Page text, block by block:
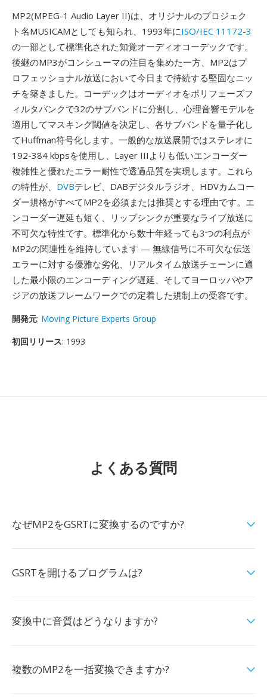
MP2(MPEG-1 Audio Layer II)は、オリジナルのプロジェク
ト名MUSICAMとしても知られ、1993年にISO/IEC 11172-3
の一部として標準化された知覚オーディオコーデックです。
後継のMP3がコンシューマの注目を集めた一方、MP2はプ
ロフェッショナル放送において今日まで持続する堅固なニッ
チを築きました。コーデックはオーディオをポリフェーズフ
ィルタバンクで32のサブバンドに分割し、心理音響モデルを
適用してマスキング閾値を決定し、各サブバンドを量子化し
てHuffman符号化します。一般的な放送展開ではステレオに
192-384 kbpsを使用し、Layer IIIよりも低いエンコーダー
複雑性と優れたエラー耐性で透過品質を実現します。これら
の特性が、 DVBテレビ、DABデジタルラジオ、HDVカムコー
ダー規格がすべてMP2を必須または推奨とする理由です。エ
ンコーダー遅延も短く、リップシンクが重要なライブ放送に
不可欠な特性です。標準化から数十年経っても3つの利点が
MP2の関連性を維持しています — 無線信号に不可欠な伝送
エラーに対する優雅な劣化、リアルタイム放送チェーンに適
した最小限のエンコーディング遅延、そしてヨーロッパやア
ジアの放送フレームワークでの定着した規制上の受容です。
開発元: Moving Picture Experts Group
初回リリース: 1993
よくある質問
なぜMP2をGSRTに変換するのですか?
GSRTを開けるプログラムは?
変換中に音質はどうなりますか?
複数のMP2を一括変換できますか?